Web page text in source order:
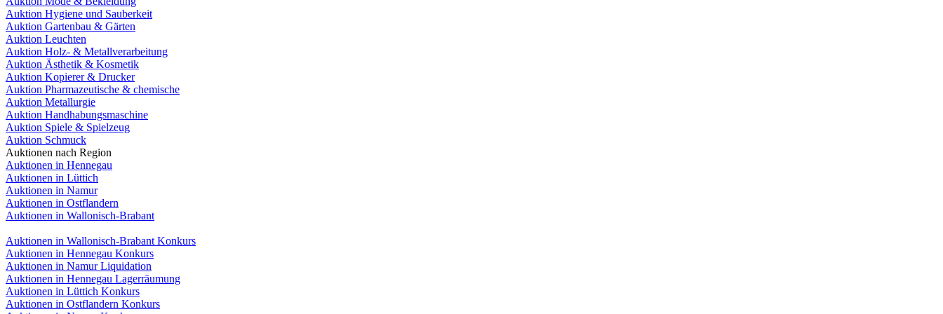
Auktion Hygiene und Sauberkeit
Auktion Gartenbau & Gärten
Auktion Leuchten
Auktion Holz- & Metallverarbeitung
Auktion Ästhetik & Kosmetik
Auktion Kopierer & Drucker
Auktion Pharmazeutische & chemische
Auktion Metallurgie
Auktion Handhabungsmaschine
Auktion Spiele & Spielzeug
Auktion Schmuck
Auktionen nach Region
Auktionen in Hennegau
Auktionen in Lüttich
Auktionen in Namur
Auktionen in Ostflandern
Auktionen in Wallonisch-Brabant
Auktionen in Wallonisch-Brabant Konkurs
Auktionen in Hennegau Konkurs
Auktionen in Namur Liquidation
Auktionen in Hennegau Lagerräumung
Auktionen in Lüttich Konkurs
Auktionen in Ostflandern Konkurs